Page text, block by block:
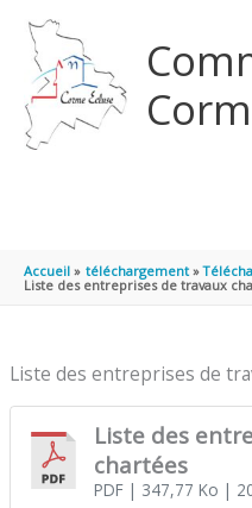
Accueil téléchargement
Liste des entreprises de travaux
Liste des entreprises de
Liste des
chartées
PDF| 347,77 Ko |